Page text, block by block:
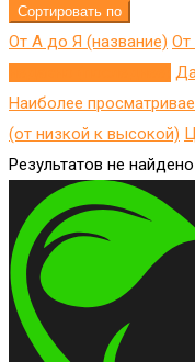
Сортировать по
От А до Я (название) От
Наиболее
(от низкой к высокой)
Результатов не найдено